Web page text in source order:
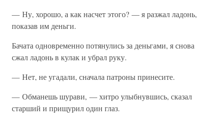
— Ну, хорошо, а как насчет этого? — я разжал ладонь,
показав им деньги.
Бачата одновременно потянулись за деньгами, я снова
сжал ладонь в кулак и убрал руку.
— Нет, не угадали, сначала патроны принесите.
— Обманешь шурави, — хитро улыбнувшись, сказал
старший и прищурил один глаз.